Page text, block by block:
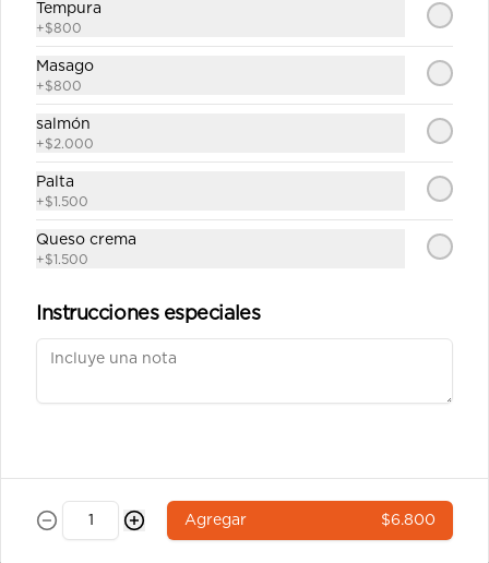
Roll`s con arroz por fuera 8 corte
Roll`s con arroz por fuera 8 corte
cubierto en sésamo relleno camarón
tempura,queso crema y ciboulette
$6.900
Tempura
+$800
Masago
+$800
salmón
+$2.000
Palta
+$1.500
Queso crema
+$1.500
Instrucciones especiales
Agregar $6.800